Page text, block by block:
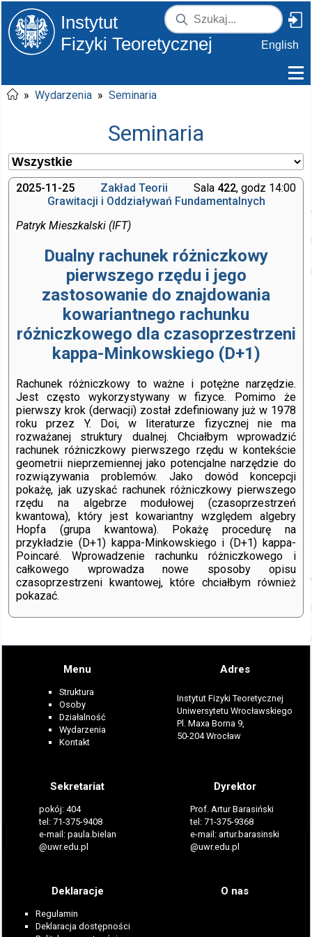
Instytut
Fizyki Teoretycznej
English
» Wydarzenia » Seminaria
Seminaria
2025-11-25 Sala 422, godz 14:00
Zakład Teorii
Grawitacji i Oddziaływań Fundamentalnych
Patryk Mieszkalski (IFT)
Dualny rachunek różniczkowy
pierwszego rzędu i jego
zastosowanie do znajdowania
kowariantnego rachunku
różniczkowego dla czasoprzestrzeni
kappa-Minkowskiego (D+1)
Rachunek różniczkowy to ważne i potężne narzędzie.
Jest często wykorzystywany w fizyce. Pomimo że
pierwszy krok (derwacji) został zdefiniowany już w 1978
roku przez Y. Doi, w literaturze fizycznej nie ma
rozważanej struktury dualnej. Chciałbym wprowadzić
rachunek różniczkowy pierwszego rzędu w kontekście
geometrii nieprzemiennej jako potencjalne narzędzie do
rozwiązywania problemów. Jako dowód koncepcji
pokażę, jak uzyskać rachunek różniczkowy pierwszego
rzędu na algebrze modułowej (czasoprzestrzeń
kwantowa), który jest kowariantny względem algebry
Hopfa (grupa kwantowa). Pokażę procedurę na
przykładzie (D+1) kappa-Minkowskiego i (D+1) kappa-
Poincaré. Wprowadzenie rachunku różniczkowego i
całkowego wprowadza nowe sposoby opisu
czasoprzestrzeni kwantowej, które chciałbym również
pokazać.
Menu
Struktura
Osoby
Działalność
Wydarzenia
Kontakt
Adres
Instytut Fizyki Teoretycznej
Uniwersytetu Wrocławskiego
Pl. Maxa Borna 9,
50-204 Wrocław
Sekretariat
pokój: 404
tel: 71-375-9408
e-mail: paula.bielan
@uwr.edu.pl
Dyrektor
Prof. Artur Barasiński
tel: 71-375-9368
e-mail: artur.barasinski
@uwr.edu.pl
Deklaracje
Regulamin
Deklaracja dostępności
O nas